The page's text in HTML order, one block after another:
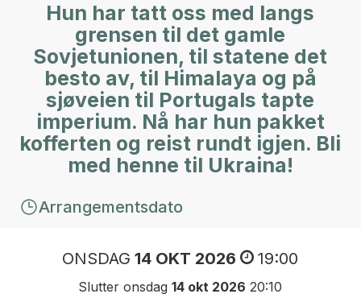
Hun har tatt oss med langs
grensen til det gamle
Sovjetunionen, til statene det
besto av, til Himalaya og på
sjøveien til Portugals tapte
imperium. Nå har hun pakket
kofferten og reist rundt igjen. Bli
med henne til Ukraina!
Arrangementsdato
ONSDAG 14 OKT 2026 19:00
Slutter onsdag14 okt 2026 20:10